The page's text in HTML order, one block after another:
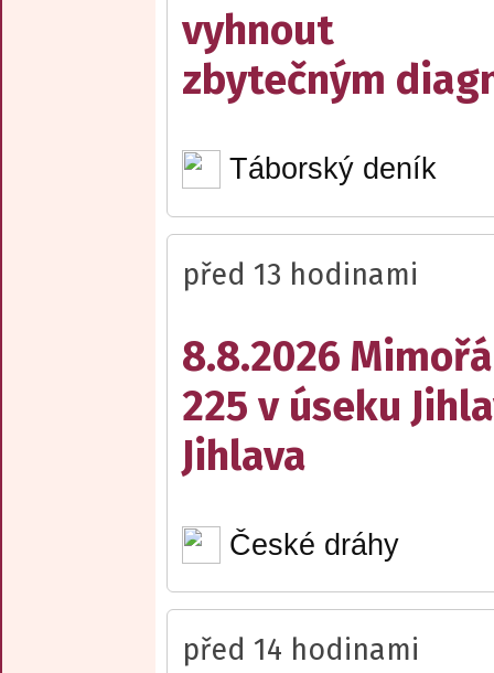
vyhnout
zbytečným
Táborský deník
před 13 hodinami
8.8.2026
225 v úseku
Jihlava
České dráhy
před 14 hodinami